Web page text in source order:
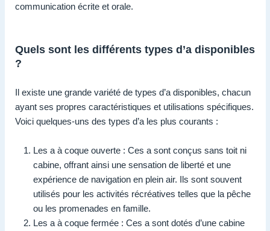
communication écrite et orale.
Quels sont les différents types d’a disponibles
?
Il existe une grande variété de types d’a disponibles, chacun
ayant ses propres caractéristiques et utilisations spécifiques.
Voici quelques-uns des types d’a les plus courants :
Les a à coque ouverte : Ces a sont conçus sans toit ni
cabine, offrant ainsi une sensation de liberté et une
expérience de navigation en plein air. Ils sont souvent
utilisés pour les activités récréatives telles que la pêche
ou les promenades en famille.
Les a à coque fermée : Ces a sont dotés d’une cabine